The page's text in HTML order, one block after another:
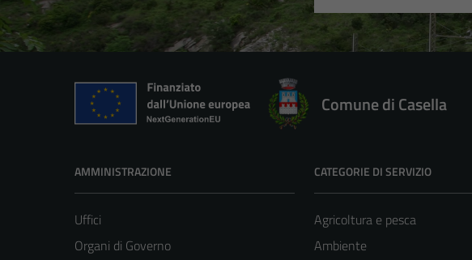
Comune di Casella
AMMINISTRAZIONE
Uffici
Organi di Governo
CATEGORIE DI SERVIZIO
Agricoltura e pesca
Ambiente